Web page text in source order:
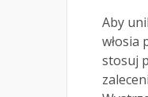
Aby
włosia
stosuj